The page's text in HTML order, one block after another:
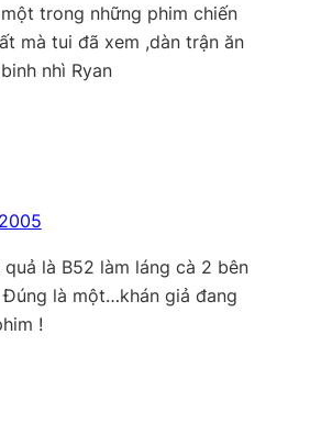
trong những phim chiến
mà tui đã xem ,dàn trận ăn
nhì Ryan
là B52 làm láng cà 2 bên
Đúng là một…khán giả đang
!